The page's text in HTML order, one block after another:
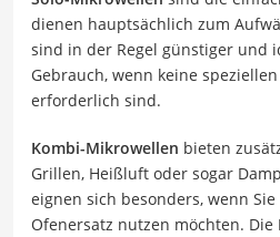
dienen hauptsächlich zum
sind in der Regel günstiger und
Gebrauch, wenn keine
erforderlich sind.
Kombi-Mikrowellen bieten
Grillen, Heißluft oder sogar
eignen sich besonders, wenn
Ofenersatz nutzen möchten. Die